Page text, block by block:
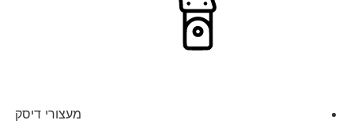
מעצורי דיסק